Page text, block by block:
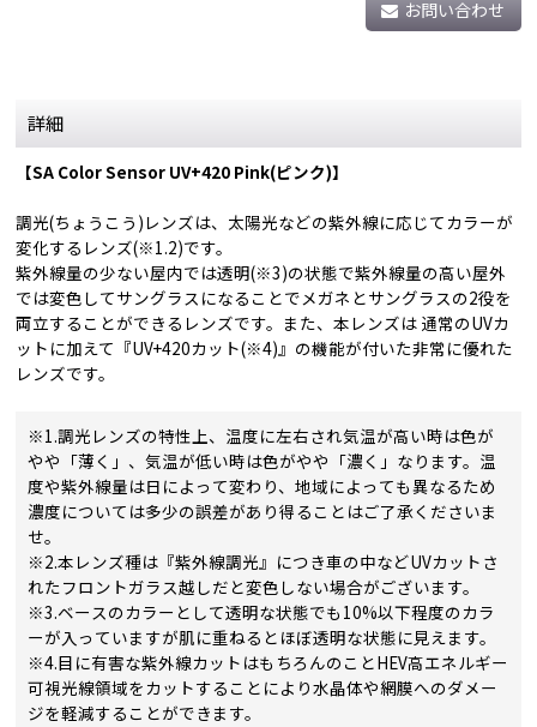
お問い合わせ
詳細
【SA Color Sensor UV+420 Pink(ピンク)】
調光(ちょうこう)レンズは、太陽光などの紫外線に応じてカラーが
変化するレンズ(※1.2)です。
紫外線量の少ない屋内では透明(※3)の状態で紫外線量の高い屋外
では変色してサングラスになることでメガネとサングラスの2役を
両立することができるレンズです。また、本レンズは 通常のUVカ
ットに加えて『UV+420カット(※4)』の機能が付いた非常に優れた
レンズです。
※1.調光レンズの特性上、温度に左右され気温が高い時は色が
やや「薄く」、気温が低い時は色がやや「濃く」なります。温
度や紫外線量は日によって変わり、地域によっても異なるため
濃度については多少の誤差があり得ることはご了承くださいま
せ。
※2.本レンズ種は『紫外線調光』につき車の中などUVカットさ
れたフロントガラス越しだと変色しない場合がございます。
※3.ベースのカラーとして透明な状態でも10%以下程度のカラ
ーが入っていますが肌に重ねるとほぼ透明な状態に見えます。
※4.目に有害な紫外線カットはもちろんのことHEV高エネルギー
可視光線領域をカットすることにより水晶体や網膜へのダメー
ジを軽減することができます。